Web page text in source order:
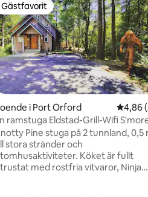
betyg, 998 omdömen
Gästfavorit
Gästfavorit
i Port Orford 4,86
4,86
ramstuga Eldstad-Grill-Wifi
Pine stuga på 2 tunnland, 0,5
stora stränder och
Köket är fullt
med rostfria vitvaror, Ninja